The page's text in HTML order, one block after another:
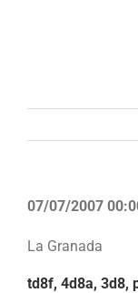
07/07/2007
La Granada
td8f, 4d8a, 3d8,